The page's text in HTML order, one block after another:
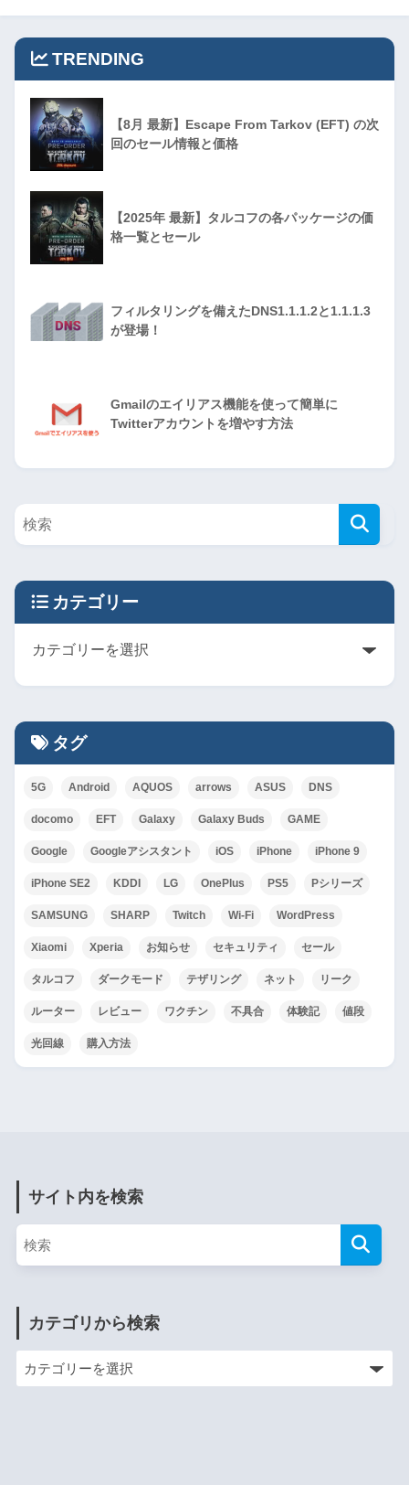
TRENDING
【8月 最新】Escape From Tarkov (EFT) の次
回のセール情報と価格
【2025年 最新】タルコフの各パッケージの価
格一覧とセール
フィルタリングを備えたDNS1.1.1.2と1.1.1.3
が登場！
Gmailのエイリアス機能を使って簡単に
Twitterアカウントを増やす方法
カテゴリー
タグ
5G Android AQUOS arrows ASUS DNS
docomo EFT Galaxy Galaxy Buds GAME
Google Googleアシスタント iOS iPhone iPhone 9
iPhone SE2 KDDI LG OnePlus PS5 Pシリーズ
SAMSUNG SHARP Twitch Wi-Fi WordPress
Xiaomi Xperia お知らせ セキュリティ セール
タルコフ ダークモード テザリング ネット リーク
ルーター レビュー ワクチン 不具合 体験記 値段
光回線 購入方法
サイト内を検索
カテゴリから検索